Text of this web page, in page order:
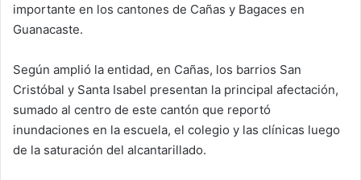
importante en los cantones de Cañas y Bagaces en
Guanacaste.
Según amplió la entidad, en Cañas, los barrios San
Cristóbal y Santa Isabel presentan la principal afectación,
sumado al centro de este cantón que reportó
inundaciones en la escuela, el colegio y las clínicas luego
de la saturación del alcantarillado.